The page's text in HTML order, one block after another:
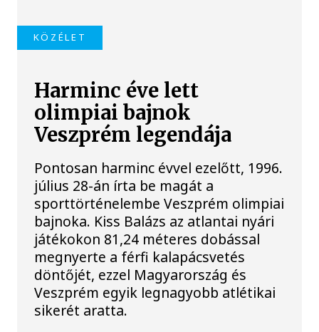
KÖZÉLET
Harminc éve lett
olimpiai bajnok
Veszprém legendája
Pontosan harminc évvel ezelőtt, 1996.
július 28-án írta be magát a
sporttörténelembe Veszprém olimpiai
bajnoka. Kiss Balázs az atlantai nyári
játékokon 81,24 méteres dobással
megnyerte a férfi kalapácsvetés
döntőjét, ezzel Magyarország és
Veszprém egyik legnagyobb atlétikai
sikerét aratta.